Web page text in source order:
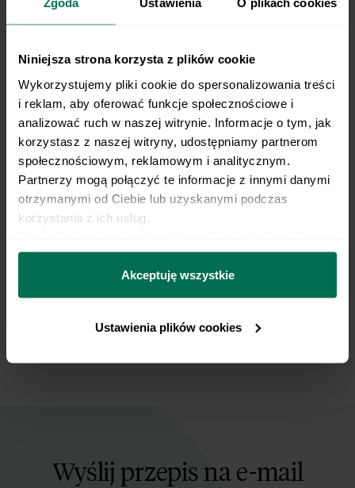
Niniejsza strona korzysta z plików cookie
Wykorzystujemy pliki cookie do spersonalizowania treści
i reklam, aby oferować funkcje społecznościowe i
analizować ruch w naszej witrynie. Informacje o tym, jak
korzystasz z naszej witryny, udostępniamy partnerom
społecznościowym, reklamowym i analitycznym.
Partnerzy mogą połączyć te informacje z innymi danymi
otrzymanymi od Ciebie lub uzyskanymi podczas
korzystania z ich usług.
można się z nami skontaktować i w jaki sposób
przetwarzamy dane osobowe w ramach
prywatności.
Akceptuję wszystkie
Ustawienia plików cookies
krawędzi. Na jednej części układamy sos i
sałatę, na drugiej frytki, na trzeciej ogórka
kiszonego i cebulę, na czwartej ser i burgera.
Składamy w trójkąt przeciwnie do ruchu
wskazówek zegara zaczynając od ułożenia
części z sosem i sałatą na frytkach.
6 Tortillę podpiekamy na patelni.
kroimy na kawałki. Mieszamy. Doprawiamy
solą, pieprzem i oliwą. Przed podaniem
Tortillę podajemy z sałatką.
Wyślij przepis na e-mail